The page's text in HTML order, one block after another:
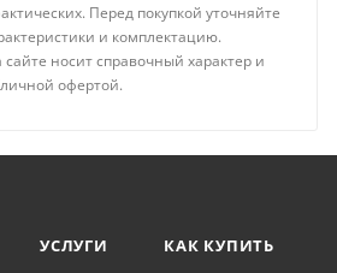
Перед покупкой уточняйте
и комплектацию.
носит справочный характер и
офертой.
УСЛУГИ
КАК КУПИТЬ